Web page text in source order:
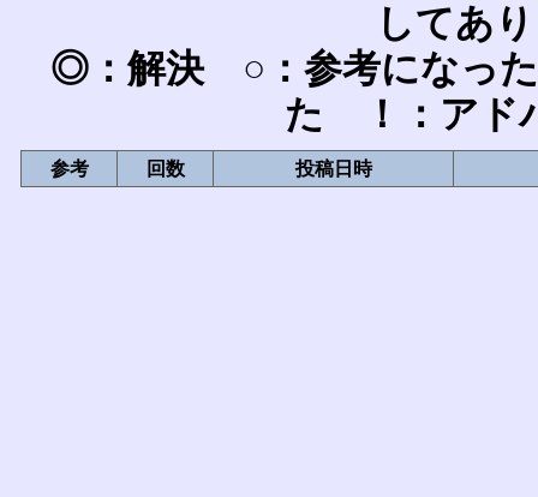
してあ
◎：解決 ○：参考になっ
た ！：アド
参考 回数 投稿日時